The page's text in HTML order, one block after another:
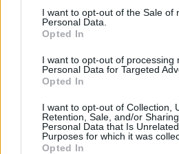
consent section.
I want to opt-out of the Sale of
Personal Data.
Opted In
I want to opt-out of processing
Personal Data for Targeted
Opted In
I want to opt-out of Collection,
Retention, Sale, and/or
Personal Data that Is
Purposes for which it was
Opted In